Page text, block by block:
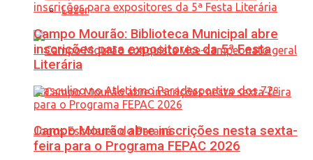
Lazer
Campo Mourão: Biblioteca Municipal abre
inscrições para expositores da 5ª Festa
Literária
Campo Mourão abre inscrições nesta sexta-
feira para o Programa FEPAC 2026